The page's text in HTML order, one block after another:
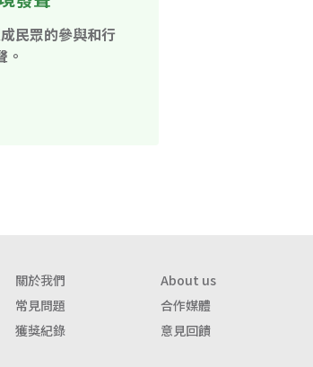
民眾的參與和行
。
關於我們
About us
常見問題
合作媒體
獲獎紀錄 意見回饋